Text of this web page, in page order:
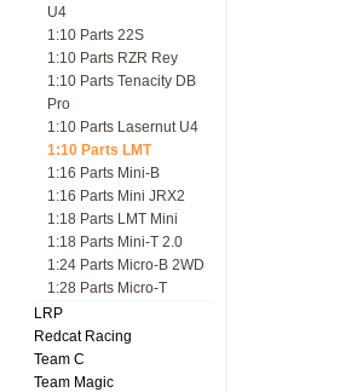
U4
1:10 Parts 22S
1:10 Parts RZR Rey
1:10 Parts Tenacity DB
Pro
1:10 Parts Lasernut U4
1:10 Parts LMT
1:16 Parts Mini-B
1:16 Parts Mini JRX2
1:18 Parts LMT Mini
1:18 Parts Mini-T 2.0
1:24 Parts Micro-B 2WD
1:28 Parts Micro-T
LRP
Redcat Racing
Team C
Team Magic